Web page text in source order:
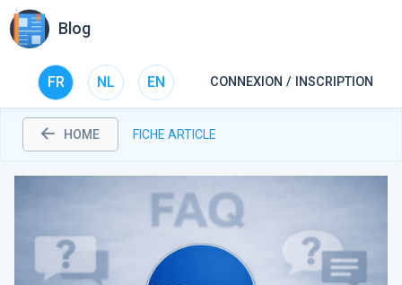
Blog
FR NL EN CONNEXION / INSCRIPTION
HOME FICHE ARTICLE